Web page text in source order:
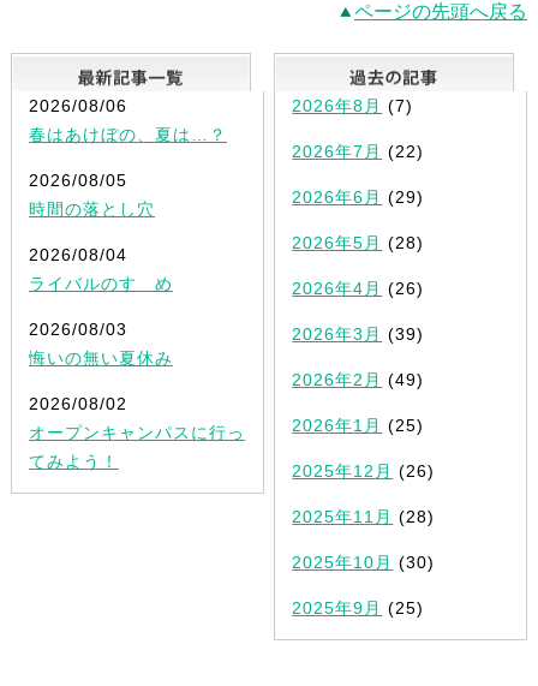
ページの先頭へ戻る
最新記事一覧
2026/08/06
春はあけぼの、夏は…？
2026/08/05
時間の落とし穴
2026/08/04
ライバルのすゝめ
2026/08/03
悔いの無い夏休み
2026/08/02
オープンキャンパスに行っ
てみよう！
2026年8月 (7)
2026年7月 (22)
2026年6月 (29)
2026年5月 (28)
2026年4月 (26)
2026年3月 (39)
2026年2月 (49)
2026年1月 (25)
2025年12月 (26)
2025年11月 (28)
2025年10月 (30)
2025年9月 (25)